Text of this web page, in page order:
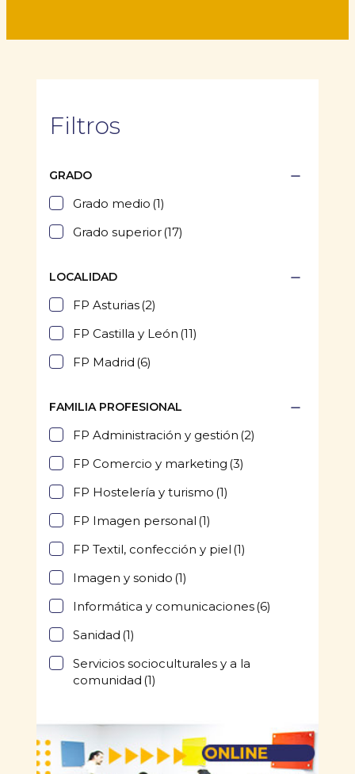
Filtros
GRADO
Grado medio (1)
Grado superior(17)
LOCALIDAD
FP Asturias(2)
FP Castilla y León (11)
FP Madrid (6)
FAMILIA PROFESIONAL
FP Administración y gestión (2)
FP Comercio y marketing (3)
FP Hostelería y turismo (1)
FP Imagen personal (1)
FP Textil, confección y piel (1)
Imagen y sonido (1)
Informática y comunicaciones(6)
Sanidad (1)
Servicios socioculturales y a la
comunidad (1)